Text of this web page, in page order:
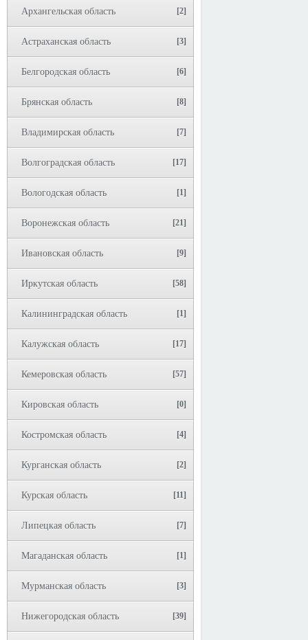
Архангельская область [2]
Астраханская область [3]
Белгородская область [6]
Брянская область [8]
Владимирская область [7]
Волгоградская область [17]
Вологодская область [1]
Воронежская область [21]
Ивановская область [9]
Иркутская область [58]
Калининградская область [1]
Калужская область [17]
Кемеровская область [57]
Кировская область [0]
Костромская область [4]
Курганская область [2]
Курская область [11]
Липецкая область [7]
Магаданская область [1]
Мурманская область [3]
Нижегородская область [39]